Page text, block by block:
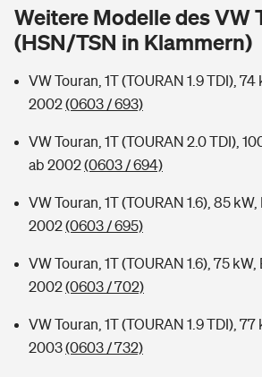
Hochwasser-Check: Wie gefährdet ist Ihr
Wer versichert was: Jetzt Versicherer finden
Sie haben Fragen?
Private Cyberversicherung
Musikinstrumentenversicherung
Zur Übersicht
Tools
Kinderunfall-Check: Mehr Sicherheit für
Sie haben Fragen?
Sie haben Fragen?
Rentenrechner: Wie viel Geld bekomme
Weitere Modelle des VW
(HSN/TSN in Klammern)
VW Touran, 1T (TOURAN 1.9 TDI),
2002(0603 / 693)
VW Touran, 1T (TOURAN 2.0 TDI),
ab 2002(0603 / 694)
VW Touran, 1T (TOURAN 1.6), 85
2002(0603 / 695)
VW Touran, 1T (TOURAN 1.6), 75
2002(0603 / 702)
VW Touran, 1T (TOURAN 1.9 TDI),
2003(0603 / 732)